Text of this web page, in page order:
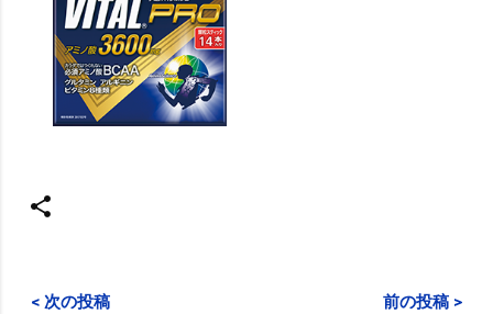
< 次の投稿 前の投稿 >